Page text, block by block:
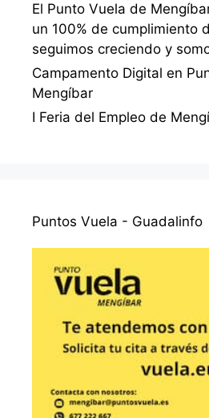
El Punto Vuela de
un 100% de cumplimiento
seguimos creciendo y
Campamento Digital en
Mengíbar
I Feria del Empleo de
Puntos Vuela - Guadalinfo